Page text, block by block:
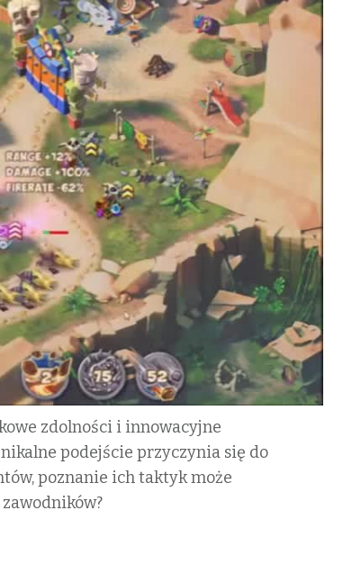
zdolności i innowacyjne
podejście przyczynia się do
poznanie ich taktyk może